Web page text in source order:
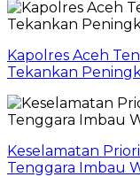
Kapolres Aceh
Tekankan
Keselamatan
Tenggara Imbau